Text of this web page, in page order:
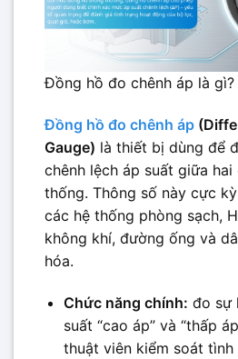
Đồng hồ đo chênh áp là gì?
Đồng hồ đo chênh áp
Gauge) là thiết bị dùng để
chênh lệch áp suất giữa
thống. Thông số này cực
các hệ thống phòng sạch,
không khí, đường ống và
hóa.
Chức năng chính: đo sự
suất “cao áp” và “thấp
thuật viên kiểm soát